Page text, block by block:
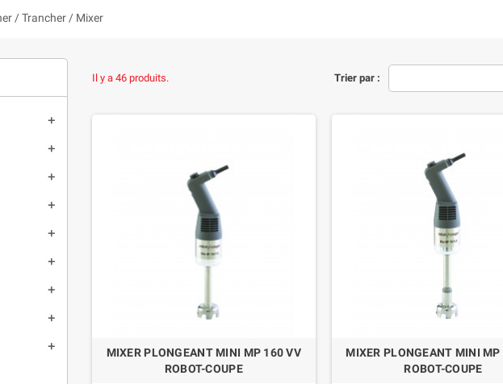
/ Trancher / Mixer
add
add
add
add
add
add
add
add
add
Trier par :
Il y a 46 produits.
MIXER PLONGEANT MINI MP 160 VV
ROBOT-COUPE
MIXER PLONGEANT MINI
ROBOT-COUPE